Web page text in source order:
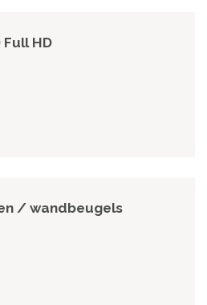
Full HD
/ wandbeugels